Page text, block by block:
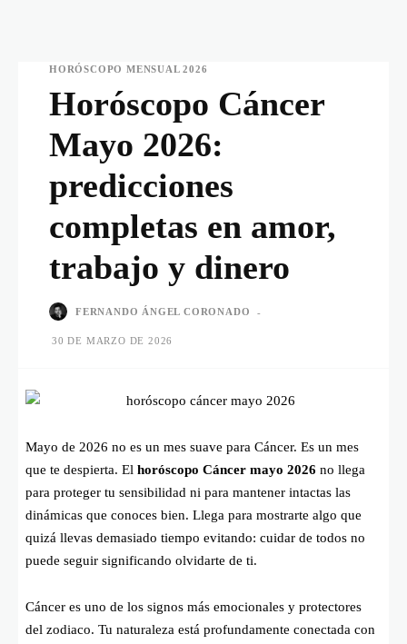
HORÓSCOPO MENSUAL 2026
Horóscopo Cáncer
Mayo 2026:
predicciones
completas en amor,
trabajo y dinero
FERNANDO ÁNGEL CORONADO -
30 DE MARZO DE 2026
Mayo de 2026 no es un mes suave para Cáncer. Es un mes
que te despierta. El horóscopo Cáncer mayo 2026 no llega
para proteger tu sensibilidad ni para mantener intactas las
dinámicas que conoces bien. Llega para mostrarte algo que
quizá llevas demasiado tiempo evitando: cuidar de todos no
puede seguir significando olvidarte de ti.
Cáncer es uno de los signos más emocionales y protectores
del zodiaco. Tu naturaleza está profundamente conectada con